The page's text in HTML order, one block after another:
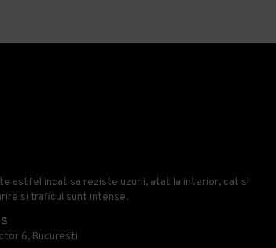
astfel incat sa reziste uzurii, atat la interior, cat si
si traficul sunt intense.
6, Bucuresti